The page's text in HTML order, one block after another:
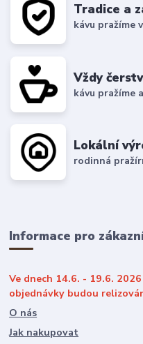
Tradice a
kávu pražíme
Vždy
kávu pražíme
Lokální
rodinná
Informace pro
Ve dnech 14.6. - 19.6.
objednávky budou
O nás
Jak nakupovat